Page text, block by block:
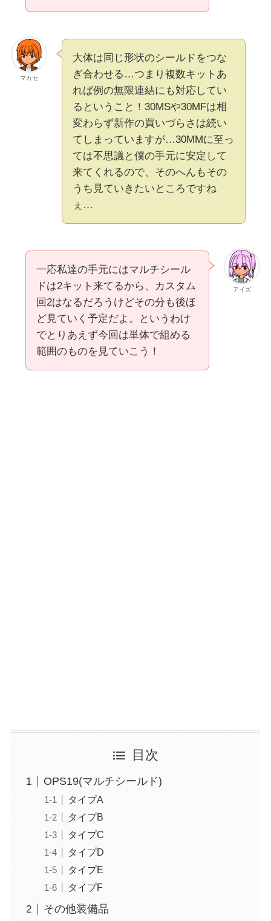
マカセ
大体は同じ形状のシールドをつな
ぎ合わせる…つまり複数キットあ
れば例の無限連結にも対応してい
るということ！30MSや30MFは相
変わらず新作の買いづらさは続い
てしまっていますが…30MMに至っ
ては不思議と僕の手元に安定して
来てくれるので、そのへんもその
うち見ていきたいところですね
ぇ…
アイズ
一応私達の手元にはマルチシール
ドは2キット来てるから、カスタム
回2はなるだろうけどその分も後ほ
ど見ていく予定だよ。というわけ
でとりあえず今回は単体で組める
範囲のものを見ていこう！
目次
OPS19(マルチシールド)
タイプA
タイプB
タイプC
タイプD
タイプE
タイプF
その他装備品